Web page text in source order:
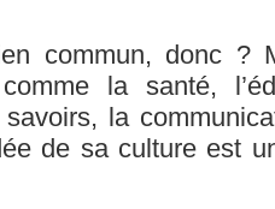
commun, donc ?
la santé,
la
de sa culture est